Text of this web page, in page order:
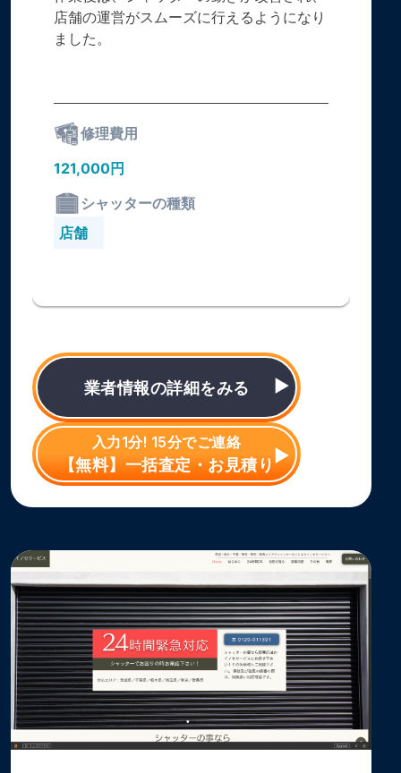
店舗の運営がスムーズに行えるようになり
ました。
修理費用
121,000円
シャッターの種類
店舗
業者情報の詳細をみる
入力1分! 15分でご連絡
【無料】一括査定・お見積り